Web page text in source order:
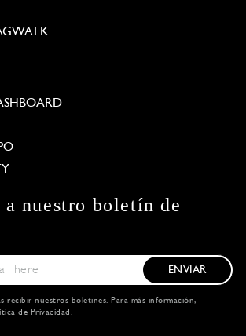
a nuestro boletín de
ENVIAR
recibir nuestros boletines. Para más información,
de Privacidad .